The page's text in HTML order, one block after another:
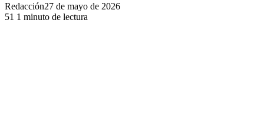
Redacción27 de mayo de 2026
51 1 minuto de lectura